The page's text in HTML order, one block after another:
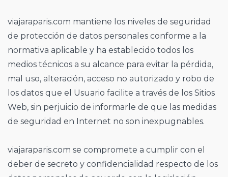
viajaraparis.com mantiene los niveles de seguridad
de protección de datos personales conforme a la
normativa aplicable y ha establecido todos los
medios técnicos a su alcance para evitar la pérdida,
mal uso, alteración, acceso no autorizado y robo de
los datos que el Usuario facilite a través de los Sitios
Web, sin perjuicio de informarle de que las medidas
de seguridad en Internet no son inexpugnables.
viajaraparis.com se compromete a cumplir con el
deber de secreto y confidencialidad respecto de los